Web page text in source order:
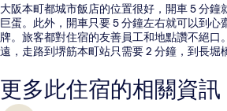
大阪本町都城市飯店的位置很好，開車 5 分鐘
巨蛋。此外，開車只要 5 分鐘左右就可以到心
牌。旅客都對住宿的友善員工和地點讚不絕口
遠，走路到堺筋本町站只需要 2 分鐘，到長堀
更多此住宿的相關資訊